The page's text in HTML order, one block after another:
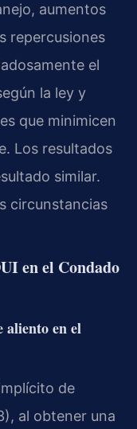
aumentos
repercusiones
el
la ley y
que minimicen
Los resultados
similar.
circunstancias
en el Condado
aliento en el
de
al obtener una